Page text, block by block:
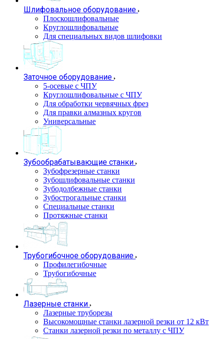
Шлифовальное оборудование
Плоскошлифовальные
Круглошлифовальные
Для специальных видов шлифовки
Заточное оборудование
5-осевые с ЧПУ
Круглошлифовальные с ЧПУ
Для обработки червячных фрез
Для правки алмазных кругов
Универсальные
Зубообрабатывающие станки
Зубофрезерные станки
Зубошлифовальные станки
Зубодолбежные станки
Зубострогальные станки
Специальные станки
Протяжные станки
Трубогибочное оборудование
Профилегибочные
Трубогибочные
Лазерные станки
Лазерные труборезы
Высокомощные станки лазерной резки от 12 кВт
Станки лазерной резки по металлу с ЧПУ